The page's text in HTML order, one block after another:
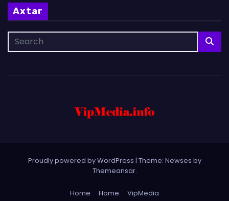
Axtar
Proudly powered by WordPress | Theme: Newses by
Themeansar.
Home Home VipMedia